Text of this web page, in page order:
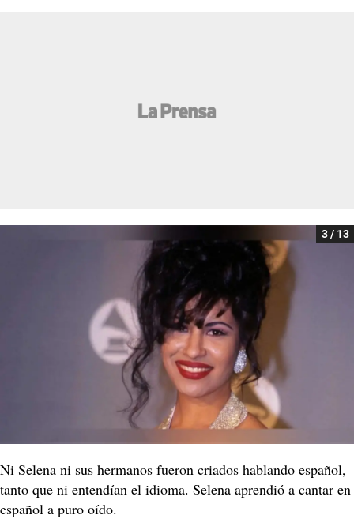
3 / 13
Ni Selena ni sus hermanos fueron criados hablando español,
tanto que ni entendían el idioma. Selena aprendió a cantar en
español a puro oído.